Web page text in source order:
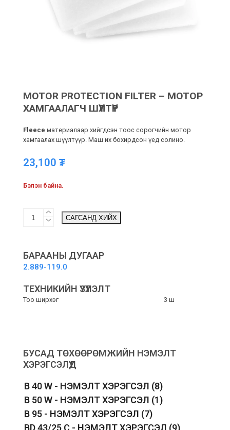
MOTOR PROTECTION FILTER – МОТОР
ХАМГААЛАГЧ ШҮҮЛТҮҮР
Fleece материалаар хийгдсэн тоос сорогчийн мотор
хамгаалах шүүлтүүр. Маш их бохирдсон үед солино.
23,100 ₮
Бэлэн байна.
protection
Мотор
шүүлтүүр
САГСАНД ХИЙХ
БАРААНЫ ДУГААР
2.889-119.0
ТЕХНИКИЙН ҮЗҮҮЛЭЛТ
Тоо ширхэг 3 ш
БУСАД ТӨХӨӨРӨМЖИЙН НЭМЭЛТ
ХЭРЭГСЭЛҮҮД
B 40 W - НЭМЭЛТ ХЭРЭГСЭЛ (8)
B 50 W - НЭМЭЛТ ХЭРЭГСЭЛ (1)
B 95 - НЭМЭЛТ ХЭРЭГСЭЛ (7)